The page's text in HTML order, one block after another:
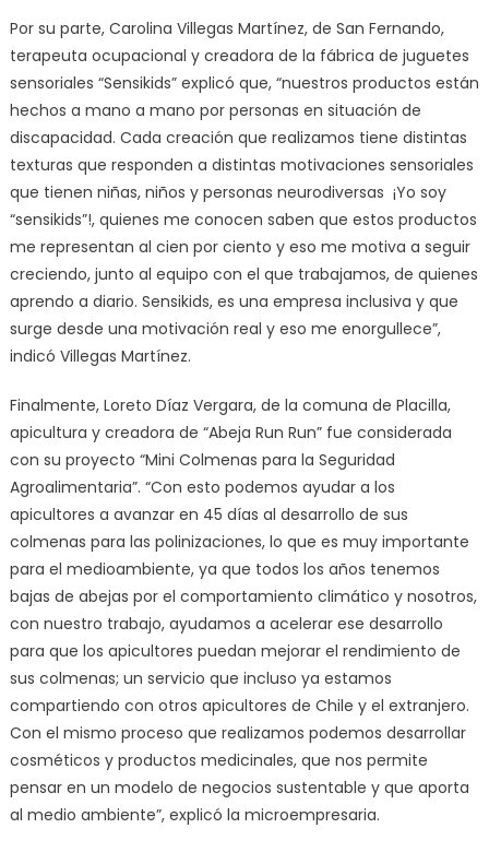
Por su parte, Carolina Villegas Martínez, de San Fernando,
terapeuta ocupacional y creadora de la fábrica de juguetes
sensoriales “Sensikids” explicó que, “nuestros productos están
hechos a mano a mano por personas en situación de
discapacidad. Cada creación que realizamos tiene distintas
texturas que responden a distintas motivaciones sensoriales
que tienen niñas, niños y personas neurodiversas ¡Yo soy
“sensikids”!, quienes me conocen saben que estos productos
me representan al cien por ciento y eso me motiva a seguir
creciendo, junto al equipo con el que trabajamos, de quienes
aprendo a diario. Sensikids, es una empresa inclusiva y que
surge desde una motivación real y eso me enorgullece”,
indicó Villegas Martínez.
Finalmente, Loreto Díaz Vergara, de la comuna de Placilla,
apicultura y creadora de “Abeja Run Run” fue considerada
con su proyecto “Mini Colmenas para la Seguridad
Agroalimentaria”. “Con esto podemos ayudar a los
apicultores a avanzar en 45 días al desarrollo de sus
colmenas para las polinizaciones, lo que es muy importante
para el medioambiente, ya que todos los años tenemos
bajas de abejas por el comportamiento climático y nosotros,
con nuestro trabajo, ayudamos a acelerar ese desarrollo
para que los apicultores puedan mejorar el rendimiento de
sus colmenas; un servicio que incluso ya estamos
compartiendo con otros apicultores de Chile y el extranjero.
Con el mismo proceso que realizamos podemos desarrollar
cosméticos y productos medicinales, que nos permite
pensar en un modelo de negocios sustentable y que aporta
al medio ambiente”, explicó la microempresaria.